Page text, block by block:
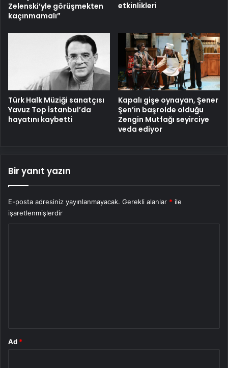
Zelenski’yle görüşmekten
kaçınmamalı”
etkinlikleri
Türk Halk Müziği sanatçısı
Yavuz Top İstanbul’da
hayatını kaybetti
Kapalı gişe oynayan, Şener
Şen’in başrolde olduğu
Zengin Mutfağı seyirciye
veda ediyor
Bir yanıt yazın
E-posta adresiniz yayınlanmayacak. Gerekli alanlar * ile
işaretlenmişlerdir
Ad *